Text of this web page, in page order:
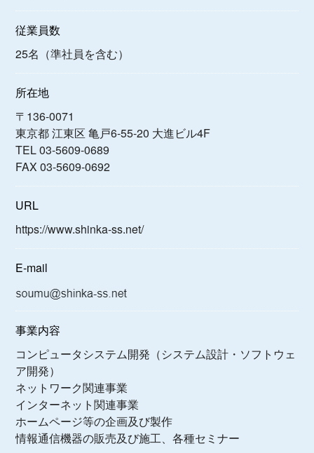
従業員数
25名（準社員を含む）
所在地
〒136-0071
東京都 江東区 亀戸6-55-20 大進ビル4F
TEL 03-5609-0689
FAX 03-5609-0692
URL
https://www.shinka-ss.net/
E-mail
事業内容
コンピュータシステム開発（システム設計・ソフトウェ
ア開発）
ネットワーク関連事業
インターネット関連事業
ホームページ等の企画及び製作
情報通信機器の販売及び施工、各種セミナー